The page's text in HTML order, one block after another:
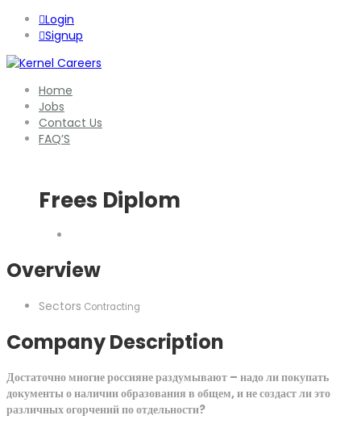
Login
Signup
Home
Jobs
Contact Us
FAQ’S
Frees Diplom
Overview
Sectors Contracting
Company Description
Достаточно многие россияне раздумывают – надо ли покупать
документы о наличии образования в общем, и не создаст ли это
различных огорчений по отдельности?